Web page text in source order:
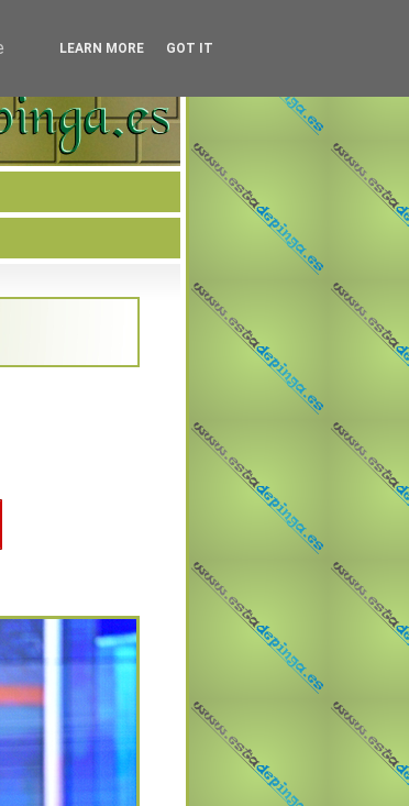
LEARN MORE GOT IT